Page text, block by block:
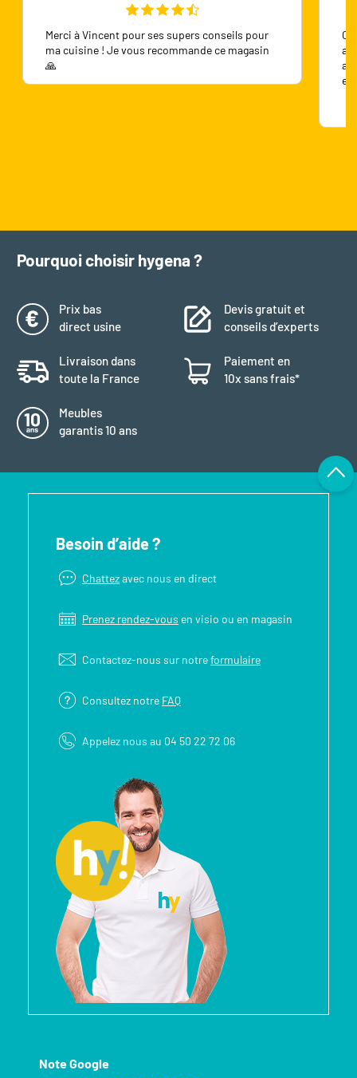
Merci à Vincent pour ses supers conseils pour
ma cuisine ! Je vous recommande ce magasin
🙏
Pourquoi choisir hygena ?
Prix bas
direct usine
Devis gratuit et
conseils d’experts
Livraison dans
toute la France
Paiement en
10x sans frais*
Meubles
garantis 10 ans
Besoin d’aide ?
Chattezavec nous en direct
Prenez rendez-vous en visio ou en magasin
Contactez-nous sur notreformulaire
Consultez notre FAQ
Appelez nous au 04 50 22 72 06
Note Google